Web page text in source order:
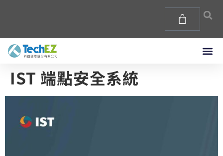
IST 端點安全系統